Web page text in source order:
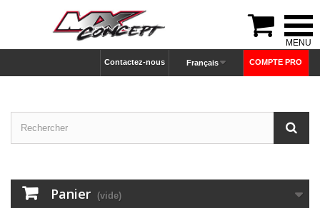
COMPTE PRO
Français
Contactez-nous
Panier (vide)
